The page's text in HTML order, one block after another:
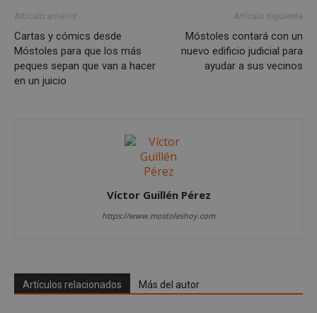
Artículo anterior
Cartas y cómics desde
Móstoles para que los más
peques sepan que van a hacer
en un juicio
Artículo siguiente
Móstoles contará con un
nuevo edificio judicial para
ayudar a sus vecinos
Víctor Guillén Pérez
https://www.mostoleshoy.com
Artículos relacionados Más del autor
Cookies de funcionalidad
Cookies no clasificadas
Las cookies estrictamente necesarias permiten la
.x.com